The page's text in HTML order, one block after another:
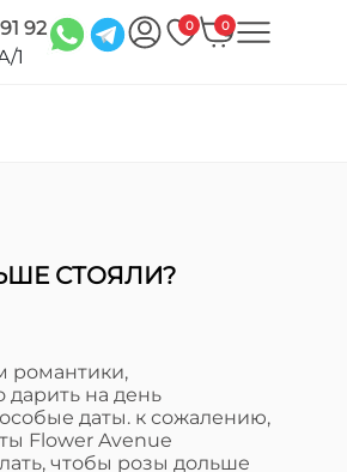
92
1
0 0
СТОЯЛИ?
романтики,
дарить на день
даты. к сожалению,
Flower Avenue
чтобы розы дольше